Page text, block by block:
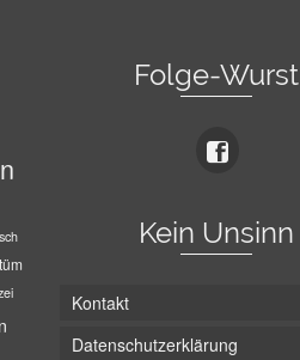
Folge-Wurst
Kein Unsinn
Kontakt
Datenschutzerklärung